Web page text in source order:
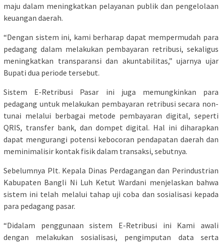
maju dalam meningkatkan pelayanan publik dan pengelolaan
keuangan daerah.
“Dengan sistem ini, kami berharap dapat mempermudah para
pedagang dalam melakukan pembayaran retribusi, sekaligus
meningkatkan transparansi dan akuntabilitas,” ujarnya ujar
Bupati dua periode tersebut.
Sistem E-Retribusi Pasar ini juga memungkinkan para
pedagang untuk melakukan pembayaran retribusi secara non-
tunai melalui berbagai metode pembayaran digital, seperti
QRIS, transfer bank, dan dompet digital. Hal ini diharapkan
dapat mengurangi potensi kebocoran pendapatan daerah dan
meminimalisir kontak fisik dalam transaksi, sebutnya.
Sebelumnya Plt. Kepala Dinas Perdagangan dan Perindustrian
Kabupaten Bangli Ni Luh Ketut Wardani menjelaskan bahwa
sistem ini telah melalui tahap uji coba dan sosialisasi kepada
para pedagang pasar.
“Didalam penggunaan sistem E-Retribusi ini Kami awali
dengan melakukan sosialisasi, pengimputan data serta